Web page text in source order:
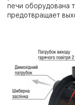
печи оборудована
предотвращает